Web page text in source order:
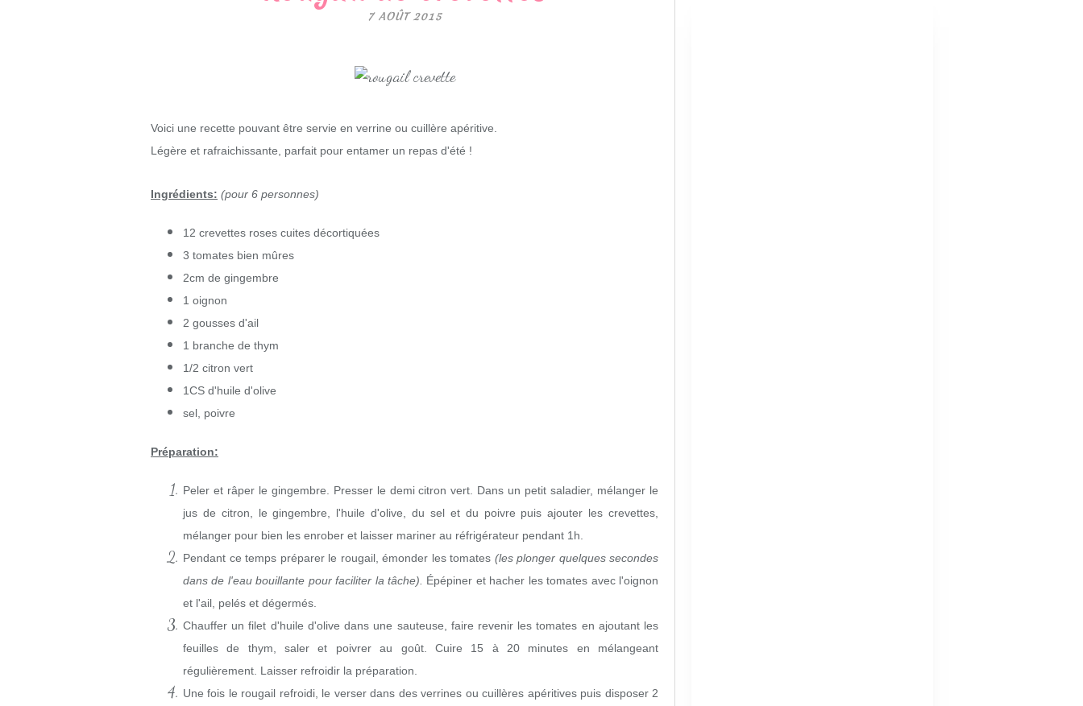
7 AOÛT 2015
Voici une recette pouvant être servie en verrine ou cuillère apéritive.
Légère et rafraichissante, parfait pour entamer un repas d'été !
Ingrédients: (pour 6 personnes)
12 crevettes roses cuites décortiquées
3 tomates bien mûres
2cm de gingembre
1 oignon
2 gousses d'ail
1 branche de thym
1/2 citron vert
1CS d'huile d'olive
sel, poivre
Préparation:
Peler et râper le gingembre. Presser le demi citron vert. Dans un petit saladier, mélanger le
jus de citron, le gingembre, l'huile d'olive, du sel et du poivre puis ajouter les crevettes,
mélanger pour bien les enrober et laisser mariner au réfrigérateur pendant 1h.
Pendant ce temps préparer le rougail, émonder les tomates (les plonger quelques secondes
dans de l'eau bouillante pour faciliter la tâche). Épépiner et hacher les tomates avec l'oignon
et l'ail, pelés et dégermés.
Chauffer un filet d'huile d'olive dans une sauteuse, faire revenir les tomates en ajoutant les
feuilles de thym, saler et poivrer au goût. Cuire 15 à 20 minutes en mélangeant
régulièrement. Laisser refroidir la préparation.
Une fois le rougail refroidi, le verser dans des verrines ou cuillères apéritives puis disposer 2